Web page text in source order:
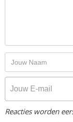
Reacties worden